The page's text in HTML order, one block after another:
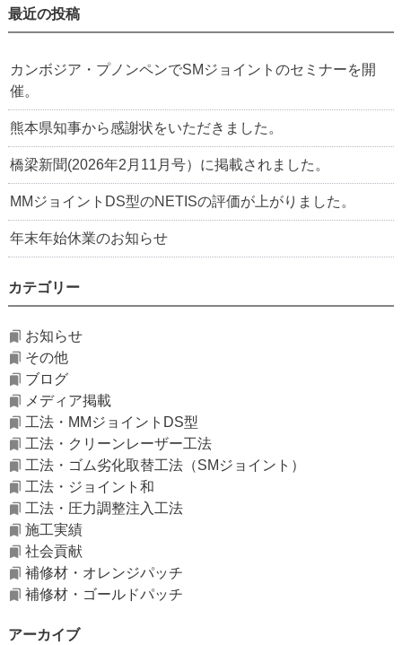
最近の投稿
カンボジア・プノンペンでSMジョイントのセミナーを開
催。
熊本県知事から感謝状をいただきました。
橋梁新聞(2026年2月11月号）に掲載されました。
MMジョイントDS型のNETISの評価が上がりました。
年末年始休業のお知らせ
カテゴリー
お知らせ
その他
ブログ
メディア掲載
工法・MMジョイントDS型
工法・クリーンレーザー工法
工法・ゴム劣化取替工法（SMジョイント）
工法・ジョイント和
工法・圧力調整注入工法
施工実績
社会貢献
補修材・オレンジパッチ
補修材・ゴールドパッチ
アーカイブ